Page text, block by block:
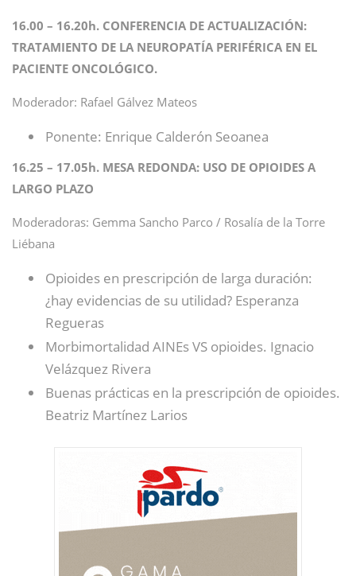
16.00 – 16.20h. CONFERENCIA DE ACTUALIZACIÓN:
TRATAMIENTO DE LA NEUROPATÍA PERIFÉRICA EN EL
PACIENTE ONCOLÓGICO.
Moderador: Rafael Gálvez Mateos
Ponente: Enrique Calderón Seoanea
16.25 – 17.05h. MESA REDONDA: USO DE OPIOIDES A
LARGO PLAZO
Moderadoras: Gemma Sancho Parco / Rosalía de la Torre
Liébana
Opioides en prescripción de larga duración:
¿hay evidencias de su utilidad? Esperanza
Regueras
Morbimortalidad AINEs VS opioides. Ignacio
Velázquez Rivera
Buenas prácticas en la prescripción de opioides.
Beatriz Martínez Larios